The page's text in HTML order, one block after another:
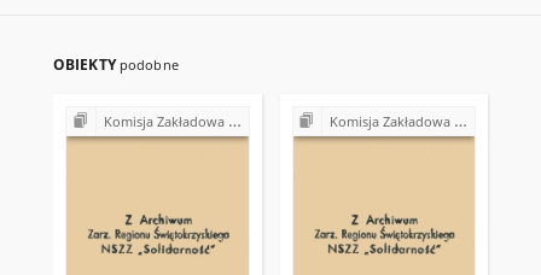
OBIEKTY podobne
Komisja Zakładowa NSZZ "Solidarność" w Fabryce Łożysk Tocznych "Iskra" w Kielcach (lata 90.) Komisja Zakładowa NSZZ "Solidarność" w Fabryce Łożysk Tocznych "Iskra" w Kielcach (lata 90.)